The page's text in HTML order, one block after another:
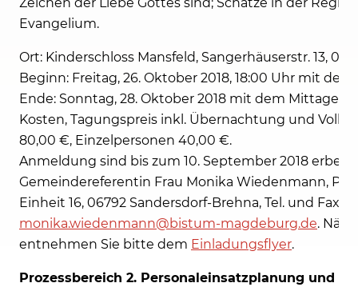
Evangelium.
Ort: Kinderschloss Mansfeld, Sangerhäuserstr. 13,
Beginn: Freitag, 26. Oktober 2018, 18:00 Uhr mit
Ende: Sonntag, 28. Oktober 2018 mit dem
Kosten, Tagungspreis inkl. Übernachtung und
80,00 €, Einzelpersonen 40,00 €.
Anmeldung sind bis zum 10. September 2018
Gemeindereferentin Frau Monika Wiedenmann,
Einheit 16, 06792 Sandersdorf-Brehna, Tel. und Fax:
monika.wiedenmann@bistum-magdeburg.de.
entnehmen Sie bitte dem Einladungsflyer.
Prozessbereich 2. Personaleinsatzplanung und